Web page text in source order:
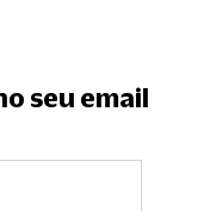
seu email